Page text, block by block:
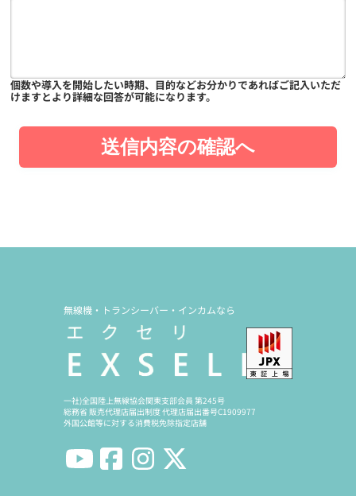
個数や導入を開始したい時期、目的などお分かりであればご記入いただ
けますとより詳細な回答が可能になります。
送信内容の確認へ
無線機・トランシーバー・インカムなら
一社)全国陸上無線協会関東支部会員 第245号
総務省 販売代理店届出制度 代理店届出番号C1909977
外国公館等に対する消費税免除指定店舗